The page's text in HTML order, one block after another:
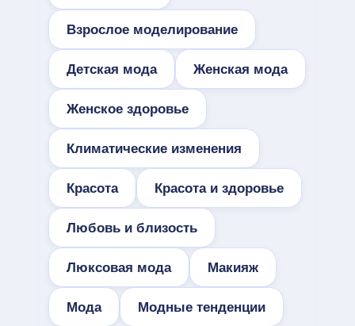
Взрослое моделирование
Детская мода Женская мода
Женское здоровье
Климатические изменения
Красота Красота и здоровье
Любовь и близость
Люксовая мода Макияж
Мода Модные тенденции